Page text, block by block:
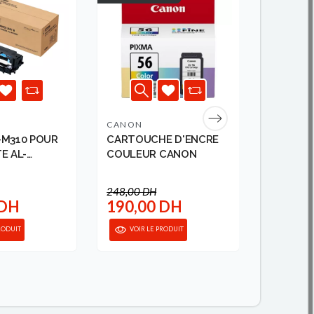
POUR
AL-
CANON
CARTOUCHE D'ENCRE
COULEUR CANON
248,00 DH
190,00 DH
VOIR LE PRODUIT